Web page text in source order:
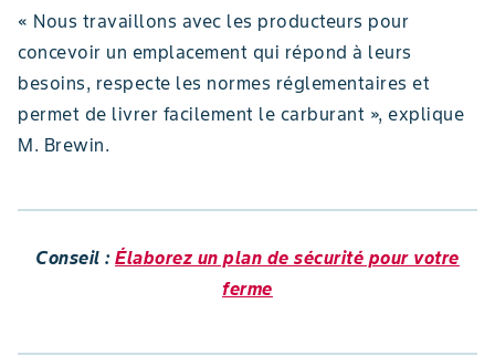
« Nous travaillons avec les producteurs pour
concevoir un emplacement qui répond à leurs
besoins, respecte les normes réglementaires et
permet de livrer facilement le carburant », explique
M. Brewin.
Conseil : Élaborez un plan de sécurité pour votre
ferme